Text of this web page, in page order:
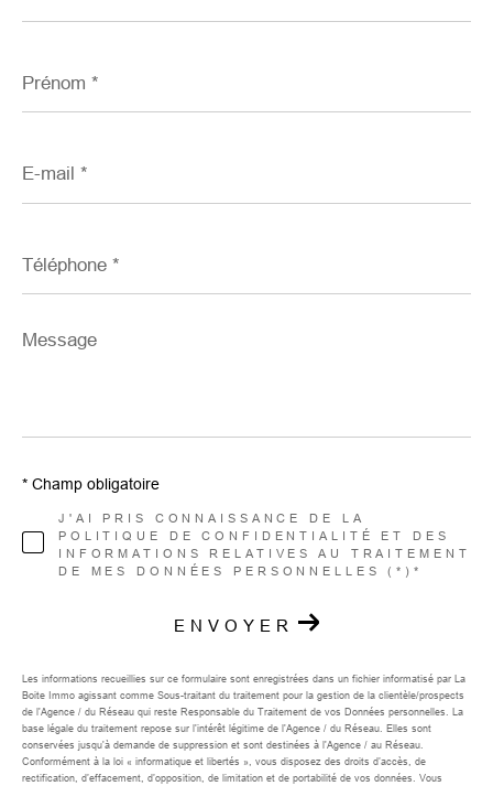
*
mail
*
*
Message
*
J'AI PRIS CONNAISSANCE DE LA
POLITIQUE DE CONFIDENTIALITÉ ET DES
INFORMATIONS RELATIVES AU TRAITEMENT
DE MES DONNÉES PERSONNELLES (*)*
* Champ obligatoire
ENVOYER
Les informations recueillies sur ce formulaire sont enregistrées dans un fichier informatisé par La
Boite Immo agissant comme Sous-traitant du traitement pour la gestion de la clientèle/prospects
de l'Agence / du Réseau qui reste Responsable du Traitement de vos Données personnelles. La
base légale du traitement repose sur l'intérêt légitime de l'Agence / du Réseau. Elles sont
conservées jusqu'à demande de suppression et sont destinées à l'Agence / au Réseau.
Conformément à la loi « informatique et libertés », vous disposez des droits d’accès, de
rectification, d’effacement, d’opposition, de limitation et de portabilité de vos données. Vous